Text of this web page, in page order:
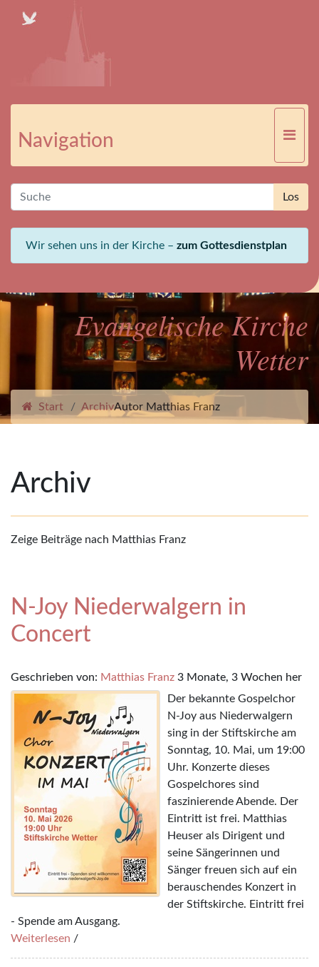
Navigation
Wir sehen uns in der Kirche – zum Gottesdienstplan
Evangelische Kirche
Wetter
Start ArchivAutor Matthias Franz
Archiv
Zeige Beiträge nach Matthias Franz
N-Joy Niederwalgern in
Concert
Geschrieben von: Matthias Franz 3 Monate, 3 Wochen her
Der bekannte Gospelchor
N-Joy aus Niederwalgern
sing in der Stiftskirche am
Sonntag, 10. Mai, um 19:00
Uhr. Konzerte dieses
Gospelchores sind
faszinierende Abende. Der
Eintritt ist frei. Matthias
Heuser als Dirigent und
seine Sängerinnen und
Sänger freuen sich auf ein
berauschendes Konzert in
der Stiftskirche. Eintritt frei
- Spende am Ausgang.
Weiterlesen /